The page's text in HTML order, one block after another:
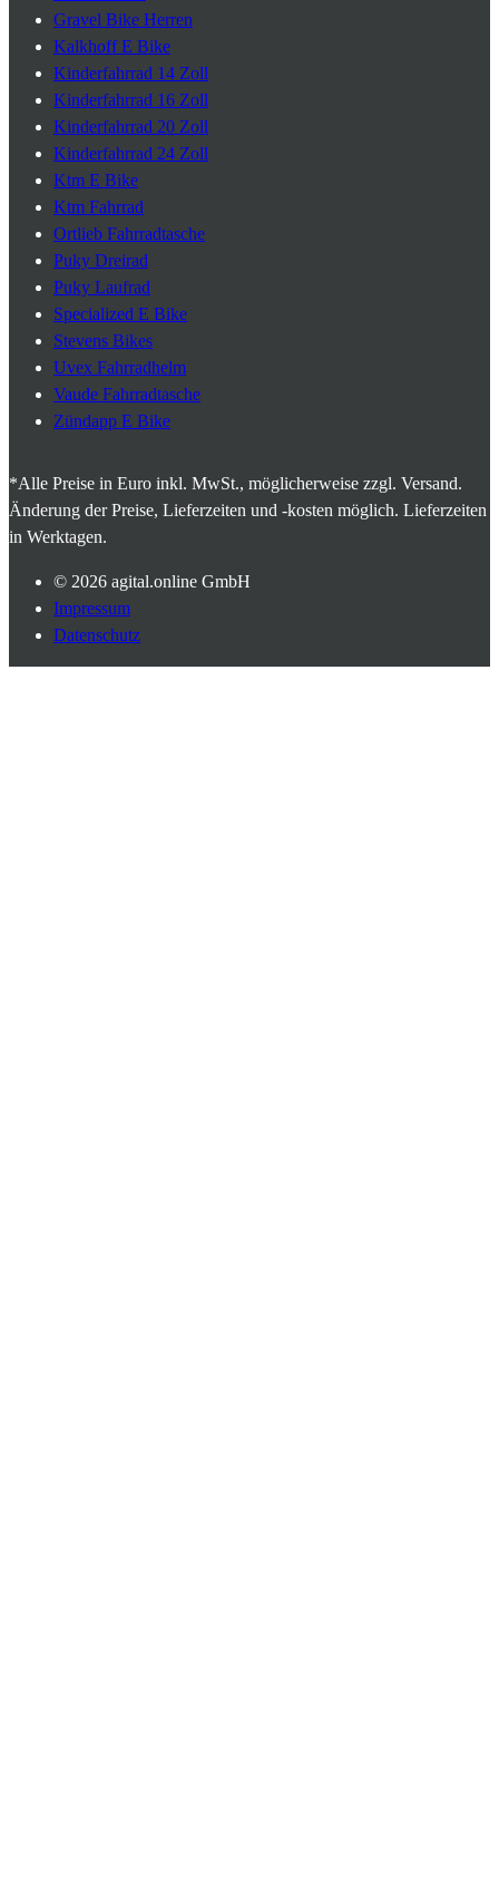
Gravel Bike Herren
Kalkhoff E Bike
Kinderfahrrad 14 Zoll
Kinderfahrrad 16 Zoll
Kinderfahrrad 20 Zoll
Kinderfahrrad 24 Zoll
Ktm E Bike
Ktm Fahrrad
Ortlieb Fahrradtasche
Puky Dreirad
Puky Laufrad
Specialized E Bike
Stevens Bikes
Uvex Fahrradhelm
Vaude Fahrradtasche
Zündapp E Bike
*Alle Preise in Euro inkl. MwSt., möglicherweise zzgl. Versand.
Änderung der Preise, Lieferzeiten und -kosten möglich. Lieferzeiten
in Werktagen.
© 2026 agital.online GmbH
Impressum
Datenschutz